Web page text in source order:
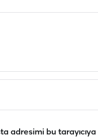
adresimi bu tarayıcıya